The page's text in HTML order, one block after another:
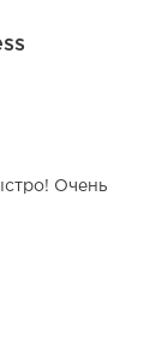
Очень